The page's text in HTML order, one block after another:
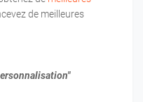
de meilleures